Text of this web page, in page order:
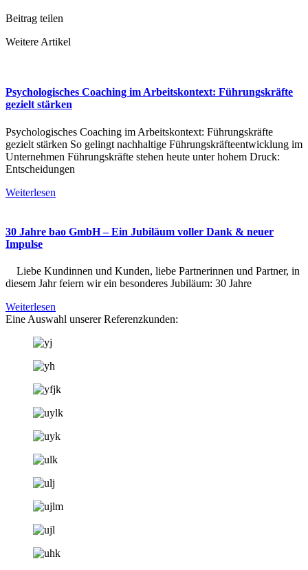
Beitrag teilen
Weitere Artikel
Psychologisches Coaching im Arbeitskontext: Führungskräfte
gezielt stärken
Psychologisches Coaching im Arbeitskontext: Führungskräfte
gezielt stärken So gelingt nachhaltige Führungskräfteentwicklung im
Unternehmen Führungskräfte stehen heute unter hohem Druck:
Entscheidungen
Weiterlesen
30 Jahre bao GmbH – Ein Jubiläum voller Dank & neuer
Impulse
Liebe Kundinnen und Kunden, liebe Partnerinnen und Partner, in
diesem Jahr feiern wir ein besonderes Jubiläum: 30 Jahre
Weiterlesen
Eine Auswahl unserer Referenzkunden: